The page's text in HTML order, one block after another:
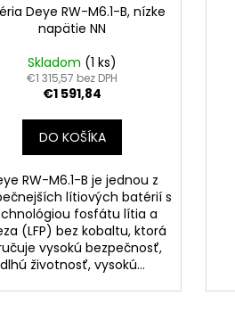
Deye RW-M6.1-B, nízke
napätie NN
Skladom (1 ks)
€1 315,57 bez DPH
€1 591,84
DO KOŠÍKA
RW-M6.1-B je jednou z
lítiových batérií s
fosfátu lítia a
(LFP) bez kobaltu, ktorá
vysokú bezpečnosť,
dlhú životnosť, vysokú...